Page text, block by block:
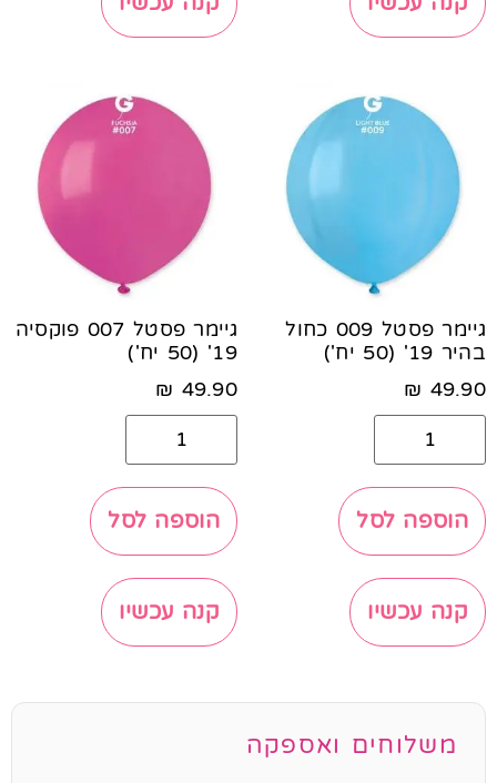
גיימר פסטל 009 כחול
בהיר 19' (50 יח')
49.90
₪
הוספה לסל
קנה עכשיו
גיימר פסטל 007 פוקסיה
19' (50 יח')
49.90
₪
הוספה לסל
קנה עכשיו
משלוחים ואספקה